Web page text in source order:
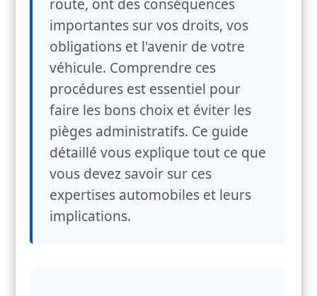
route, ont des conséquences
importantes sur vos droits, vos
obligations et l'avenir de votre
véhicule. Comprendre ces
procédures est essentiel pour
faire les bons choix et éviter les
pièges administratifs. Ce guide
détaillé vous explique tout ce que
vous devez savoir sur ces
expertises automobiles et leurs
implications.